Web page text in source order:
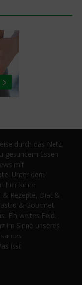
durch das Netz
gesundem Essen
mit
Unter dem
hier keine
& Rezepte, Diät &
& Gourmet
Ein weites Feld,
im Sinne unseres
isst